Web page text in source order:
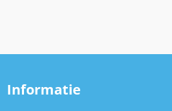
Informatie